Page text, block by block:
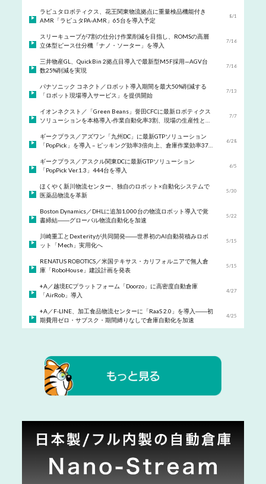
8/1
ラピュタロボティクス、花王関東物流拠点に重量検品機能付き
AMR「ラピュタPA-AMR」65台を導入予定
7/16
スリーキューブが7割の仕分け作業削減を目指し、ROMSの高層
立体型ピース仕分機「ナノ・ソーター」を導入
7/16
三井物産GL、QuickBin 2拠点目導入で最新型M5F採用—AGV台
数25%削減を実現
7/13
パナソニック コネクト／ロボット導入期間を最大50%削減する
「ロボット現場導入サービス」を提供開始
7/7
イオンネクスト／「Green Beans」誉田CFCに最新ロボティクス
ソリューションを本格導入-作業自動化率3割、現場の生産性と安
6/28
ギークプラス／アズワン「九州DC」に最新GTPソリューション
「PopPick」を導入 – ピッキング効率3倍向上、倉庫作業効率37%
6/5
ギークプラス／アスクル関東DCに最新GTPソリューション
「PopPick Ver.1.3」444台を導入
5/30
ほくやく新川物流センター、独自のロボット×自動化システムで
医薬品物流を革新
5/22
Boston Dynamics／DHLに追加1,000台の物流ロボット導入で覚
書締結――グローバル物流自動化を加速
5/15
川崎重工とDexterityが共同開発――世界初のAI自動荷積みロボ
ット「Mech」実用化へ
5/15
RENATUS ROBOTICS／米国テキサス・カリフォルニアで無人倉
庫「RoboHouse」建設計画を発表
4/27
+A／越境ECプラットフォーム「Doorzo」に高密度自動倉庫
「AirRob」導入
4/25
+A／F-LINE、加工食品物流センターに「RaaS 2.0」を導入――初
期費用ゼロ・サブスク・期間縛りなしで倉庫自動化を加速